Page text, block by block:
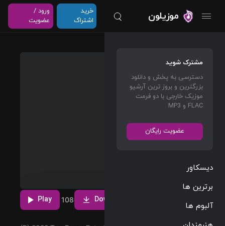
موزیلون
خرید
اشتراک
ورود /
عضویت
مشترک شوید
دسترسی به پخش و دانلود
بزرگترین و بروز ترین آرشیو
موزیک خارجی با دو فرمت
FLAC و MP3
عضویت رایگان
دیسکاور
برترین ها
آلبوم ها
Prom
SZA
R&B
03:16
120 BPM
2017/06/09
آلبوم Ctrl
شده است را
Play 108 Download